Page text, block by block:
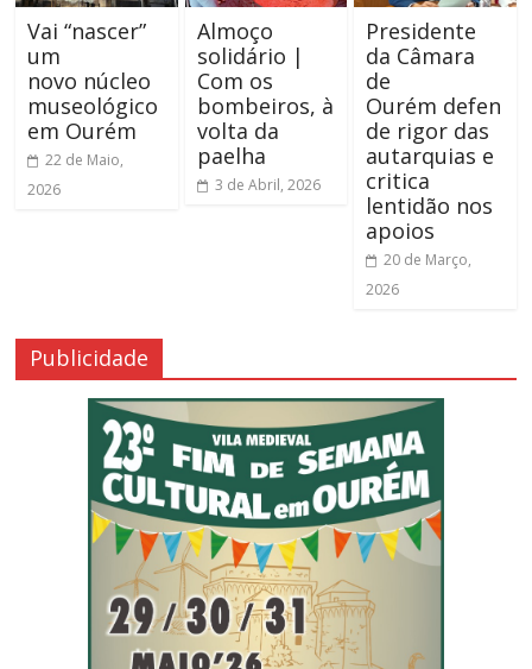
Vai “nascer”
um
novo núcleo
museológico
em Ourém
22 de Maio,
2026
Almoço
solidário |
Com os
bombeiros, à
volta da
paelha
3 de Abril, 2026
Presidente
da Câmara
de
Ourém defen
de rigor das
autarquias e
critica
lentidão nos
apoios
20 de Março,
2026
Publicidade